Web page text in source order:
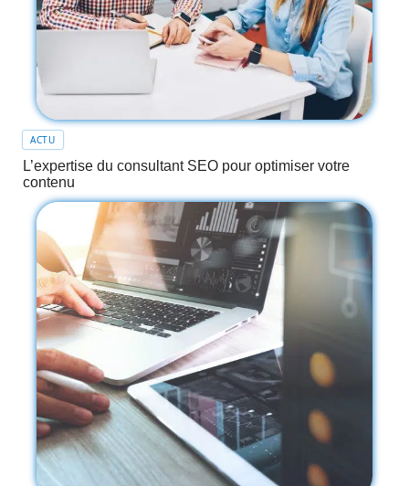
ACTU
L’expertise du consultant SEO pour optimiser votre
contenu